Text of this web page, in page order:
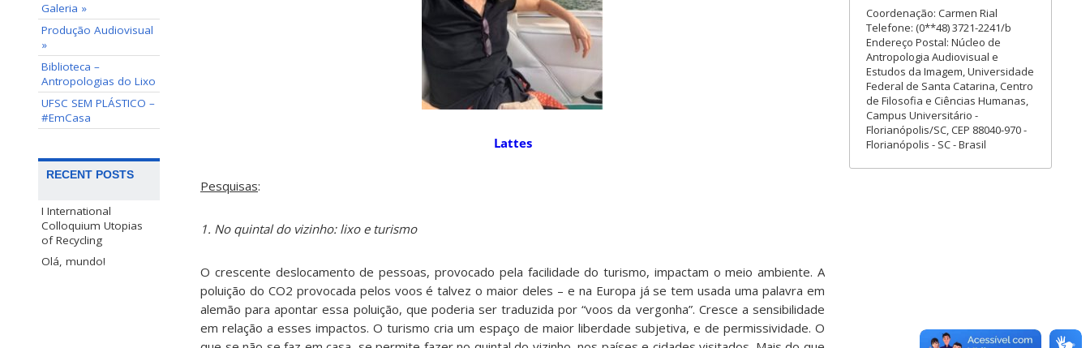
Galeria »
Produção Audiovisual
»
Biblioteca –
Antropologias do Lixo
UFSC SEM PLÁSTICO –
#EmCasa
RECENT POSTS
I International
Colloquium Utopias
of Recycling
Olá, mundo!
Lattes
Pesquisas:
1. No quintal do vizinho: lixo e turismo
O crescente deslocamento de pessoas, provocado pela facilidade do turismo, impactam o meio ambiente. A
poluição do CO2 provocada pelos voos é talvez o maior deles – e na Europa já se tem usada uma palavra em
alemão para apontar essa poluição, que poderia ser traduzida por “voos da vergonha”. Cresce a sensibilidade
em relação a esses impactos. O turismo cria um espaço de maior liberdade subjetiva, e de permissividade. O
Coordenação: Carmen Rial
Telefone: (0**48) 3721-2241/b
Endereço Postal: Núcleo de
Antropologia Audiovisual e
Estudos da Imagem, Universidade
Federal de Santa Catarina, Centro
de Filosofia e Ciências Humanas,
Campus Universitário -
Florianópolis/SC, CEP 88040-970 -
Florianópolis - SC - Brasil